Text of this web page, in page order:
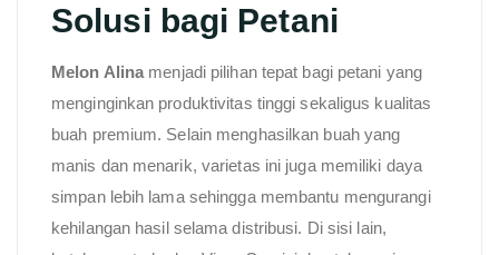
Solusi bagi Petani
Melon Alina menjadi pilihan tepat bagi petani yang
menginginkan produktivitas tinggi sekaligus kualitas
buah premium. Selain menghasilkan buah yang
manis dan menarik, varietas ini juga memiliki daya
simpan lebih lama sehingga membantu mengurangi
kehilangan hasil selama distribusi. Di sisi lain,